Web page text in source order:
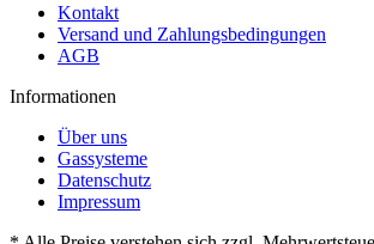
Kontakt
Versand und Zahlungsbedingungen
AGB
Informationen
Über uns
Gassysteme
Datenschutz
Impressum